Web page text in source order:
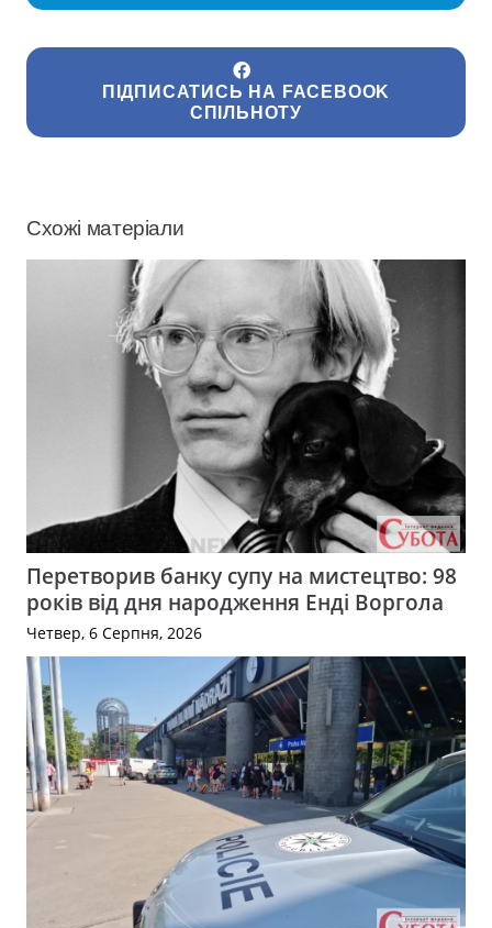
ПІДПИСАТИСЬ НА FACEBOOK
СПІЛЬНОТУ
Схожі матеріали
Перетворив банку супу на мистецтво: 98
років від дня народження Енді Воргола
Четвер, 6 Серпня, 2026